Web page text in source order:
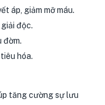
áp, giảm mỡ máu.
độc.
đờm.
hóa.
tăng cường sự lưu